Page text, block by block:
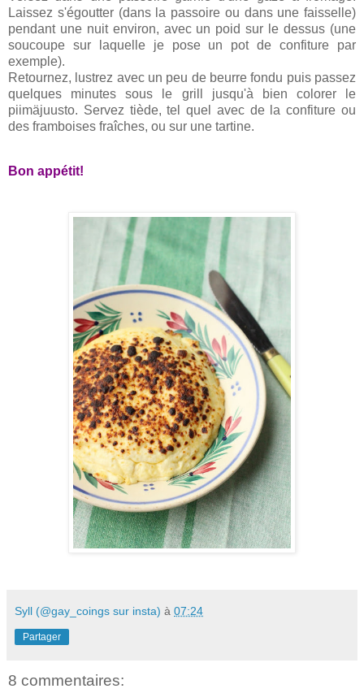
Laissez s'égoutter (dans la passoire ou dans une faisselle)
pendant une nuit environ, avec un poid sur le dessus (une
soucoupe sur laquelle je pose un pot de confiture par
exemple).
Retournez, lustrez avec un peu de beurre fondu puis passez
quelques minutes sous le grill jusqu'à bien colorer le
piimäjuusto. Servez tiède, tel quel avec de la confiture ou
des framboises fraîches, ou sur une tartine.
Bon appétit!
Syll (@gay_coings sur insta) à 07:24
Partager
8 commentaires: